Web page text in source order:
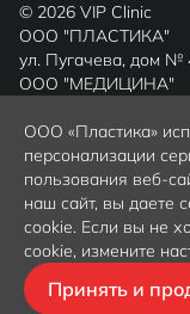
ООО «Пластика»
персонализации
пользования веб-
наш сайт, вы даете
cookie. Если вы не
cookie, измените
Принять и
© 2026 VIP Clinic
ООО "ПЛАСТИКА"
ул. Пугачева, дом №
ООО "МЕДИЦИНА"
Россия, г.
236022
Вся
ознакомительный
офертой,
гражданского
администраторов
Политика